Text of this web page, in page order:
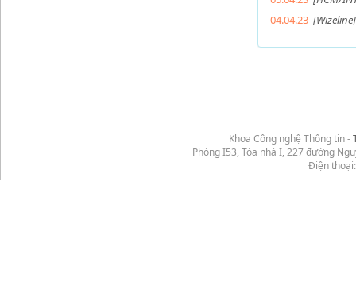
04.04.23
Khoa Công nghệ Thông tin -
Phòng I53, Tòa nhà I, 227 đường
Điện